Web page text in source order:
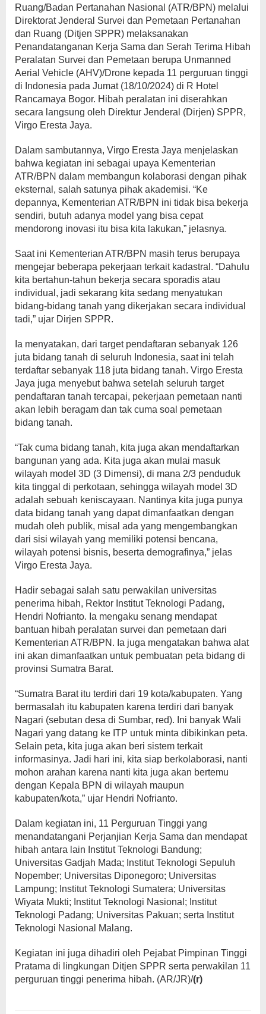
Ruang/Badan Pertanahan Nasional (ATR/BPN) melalui
Direktorat Jenderal Survei dan Pemetaan Pertanahan
dan Ruang (Ditjen SPPR) melaksanakan
Penandatanganan Kerja Sama dan Serah Terima Hibah
Peralatan Survei dan Pemetaan berupa Unmanned
Aerial Vehicle (AHV)/Drone kepada 11 perguruan tinggi
di Indonesia pada Jumat (18/10/2024) di R Hotel
Rancamaya Bogor. Hibah peralatan ini diserahkan
secara langsung oleh Direktur Jenderal (Dirjen) SPPR,
Virgo Eresta Jaya.
Dalam sambutannya, Virgo Eresta Jaya menjelaskan
bahwa kegiatan ini sebagai upaya Kementerian
ATR/BPN dalam membangun kolaborasi dengan pihak
eksternal, salah satunya pihak akademisi. “Ke
depannya, Kementerian ATR/BPN ini tidak bisa bekerja
sendiri, butuh adanya model yang bisa cepat
mendorong inovasi itu bisa kita lakukan,” jelasnya.
Saat ini Kementerian ATR/BPN masih terus berupaya
mengejar beberapa pekerjaan terkait kadastral. “Dahulu
kita bertahun-tahun bekerja secara sporadis atau
individual, jadi sekarang kita sedang menyatukan
bidang-bidang tanah yang dikerjakan secara individual
tadi,” ujar Dirjen SPPR.
Ia menyatakan, dari target pendaftaran sebanyak 126
juta bidang tanah di seluruh Indonesia, saat ini telah
terdaftar sebanyak 118 juta bidang tanah. Virgo Eresta
Jaya juga menyebut bahwa setelah seluruh target
pendaftaran tanah tercapai, pekerjaan pemetaan nanti
akan lebih beragam dan tak cuma soal pemetaan
bidang tanah.
“Tak cuma bidang tanah, kita juga akan mendaftarkan
bangunan yang ada. Kita juga akan mulai masuk
wilayah model 3D (3 Dimensi), di mana 2/3 penduduk
kita tinggal di perkotaan, sehingga wilayah model 3D
adalah sebuah keniscayaan. Nantinya kita juga punya
data bidang tanah yang dapat dimanfaatkan dengan
mudah oleh publik, misal ada yang mengembangkan
dari sisi wilayah yang memiliki potensi bencana,
wilayah potensi bisnis, beserta demografinya,” jelas
Virgo Eresta Jaya.
Hadir sebagai salah satu perwakilan universitas
penerima hibah, Rektor Institut Teknologi Padang,
Hendri Nofrianto. Ia mengaku senang mendapat
bantuan hibah peralatan survei dan pemetaan dari
Kementerian ATR/BPN. Ia juga mengatakan bahwa alat
ini akan dimanfaatkan untuk pembuatan peta bidang di
provinsi Sumatra Barat.
“Sumatra Barat itu terdiri dari 19 kota/kabupaten. Yang
bermasalah itu kabupaten karena terdiri dari banyak
Nagari (sebutan desa di Sumbar, red). Ini banyak Wali
Nagari yang datang ke ITP untuk minta dibikinkan peta.
Selain peta, kita juga akan beri sistem terkait
informasinya. Jadi hari ini, kita siap berkolaborasi, nanti
mohon arahan karena nanti kita juga akan bertemu
dengan Kepala BPN di wilayah maupun
kabupaten/kota,” ujar Hendri Nofrianto.
Dalam kegiatan ini, 11 Perguruan Tinggi yang
menandatangani Perjanjian Kerja Sama dan mendapat
hibah antara lain Institut Teknologi Bandung;
Universitas Gadjah Mada; Institut Teknologi Sepuluh
Nopember; Universitas Diponegoro; Universitas
Lampung; Institut Teknologi Sumatera; Universitas
Wiyata Mukti; Institut Teknologi Nasional; Institut
Teknologi Padang; Universitas Pakuan; serta Institut
Teknologi Nasional Malang.
Kegiatan ini juga dihadiri oleh Pejabat Pimpinan Tinggi
Pratama di lingkungan Ditjen SPPR serta perwakilan 11
perguruan tinggi penerima hibah. (AR/JR)/(r)